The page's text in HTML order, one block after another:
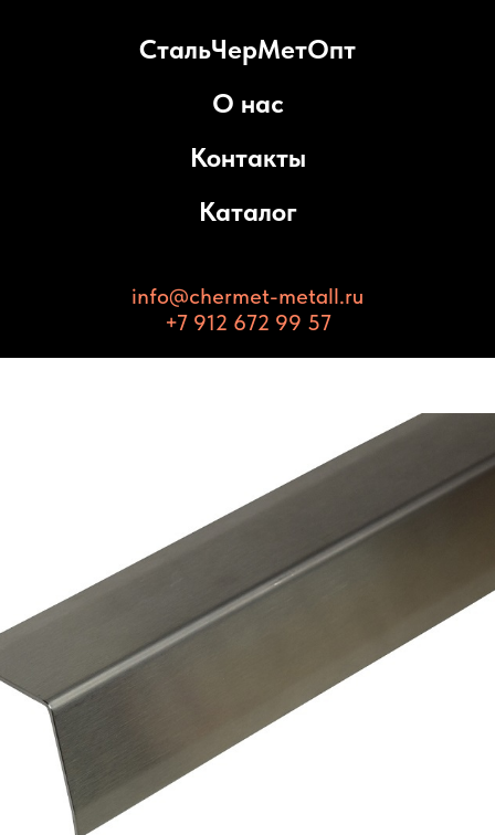
СтальЧерМетОпт
О нас
Контакты
Каталог
info@chermet-metall.ru
+7 912 672 99 57